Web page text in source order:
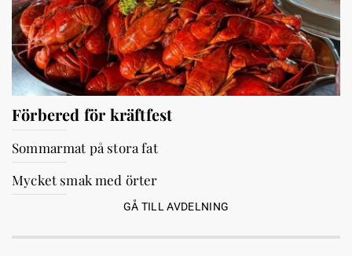
Förbered för kräftfest
Sommarmat på stora fat
Mycket smak med örter
GÅ TILL AVDELNING